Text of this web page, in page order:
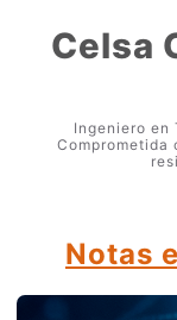
Celsa
Ingeniero en
Comprometida
Notas